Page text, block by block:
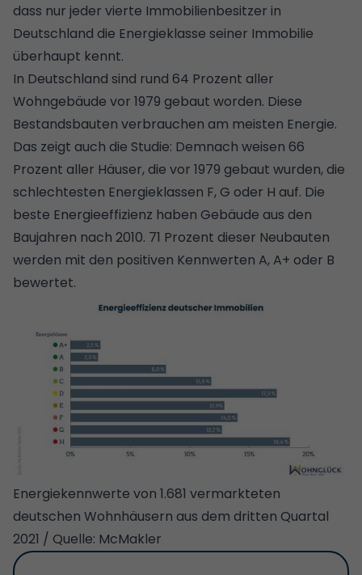
dass nur jeder vierte Immobilienbesitzer in
Deutschland die Energieklasse seiner Immobilie
überhaupt kennt.
In Deutschland sind rund 64 Prozent aller
Wohngebäude vor 1979 gebaut worden. Diese
Bestandsbauten verbrauchen am meisten Energie.
Das zeigt auch die Studie: Demnach weisen 66
Prozent aller Häuser, die vor 1979 gebaut wurden, die
schlechtesten Energieklassen F, G oder H auf. Die
beste Energieeffizienz haben Gebäude aus den
Baujahren nach 2010. 71 Prozent dieser Neubauten
werden mit den positiven Kennwerten A, A+ oder B
bewertet.
Energiekennwerte von 1.681 vermarkteten
deutschen Wohnhäusern aus dem dritten Quartal
2021 / Quelle: McMakler